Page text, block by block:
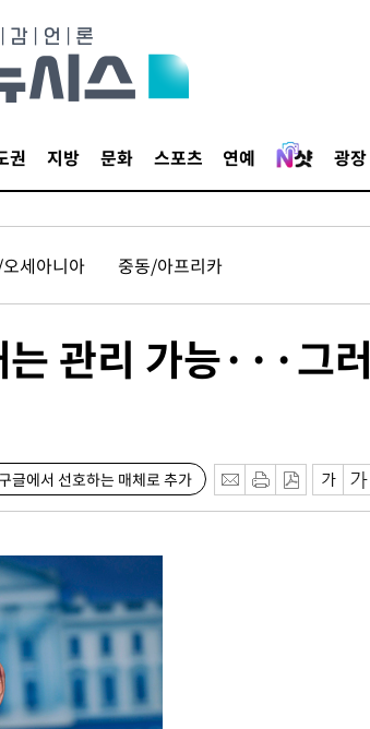
권 지방 문화 스포츠 연예 광장
세아니아 중동/아프리카
관리 가능···그러
글에서 선호하는 매체로 추가